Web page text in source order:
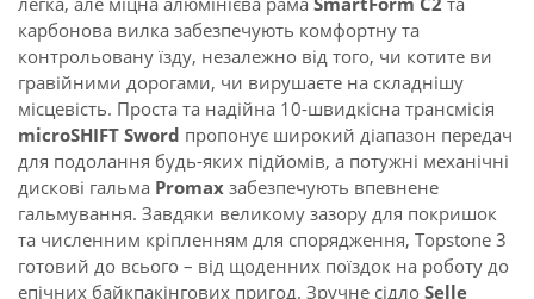
карбонова вилка забезпечують комфортну та
контрольовану їзду, незалежно від того, чи котите ви
гравійними дорогами, чи вирушаєте на складнішу
місцевість. Проста та надійна 10-швидкісна трансмісія
microSHIFT Sword пропонує широкий діапазон передач
для подолання будь-яких підйомів, а потужні механічні
дискові гальма Promax забезпечують впевнене
гальмування. Завдяки великому зазору для покришок
та численним кріпленням для спорядження, Topstone 3
готовий до всього – від щоденних поїздок на роботу до
епічних байкпакінгових пригод. Зручне сідло Selle